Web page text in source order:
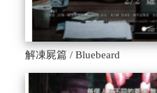
解凍屍篇 / Bluebeard